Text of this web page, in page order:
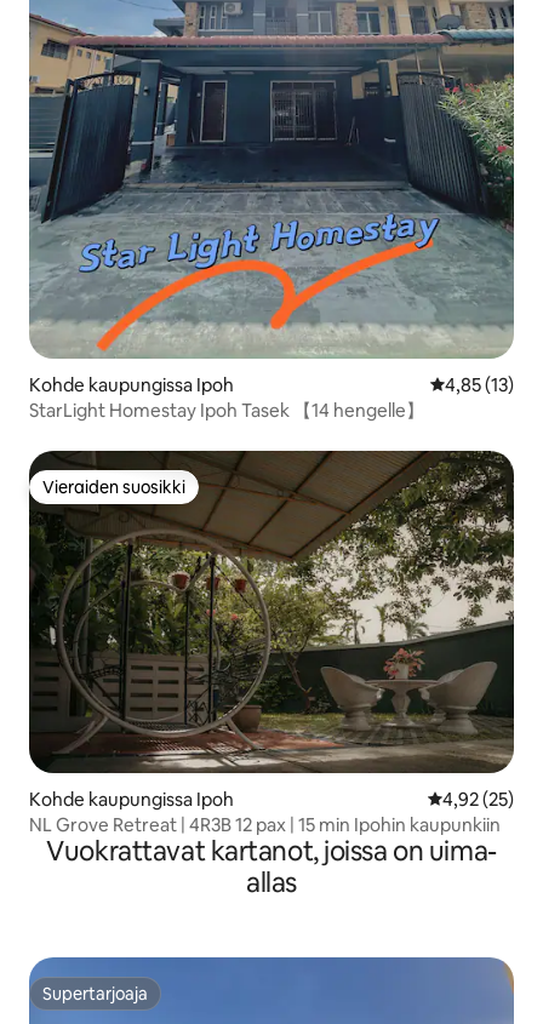
Kohde kaupungissa Ipoh
4,85 (13)
StarLight Homestay Ipoh Tasek 【14 hengelle】
Vieraiden suosikki
Vieraiden suosikki
Kohde kaupungissa Ipoh
4,92 (25)
NL Grove Retreat | 4R3B 12 pax | 15 min Ipohin kaupunkiin
Vuokrattavat kartanot, joissa on uima-
allas
Supertarjoaja
Supertarjoaja